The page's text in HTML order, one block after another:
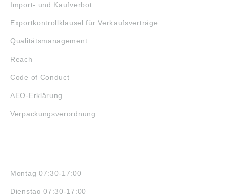
Import- und Kaufverbot
Exportkontrollklausel für Verkaufsverträge
Qualitätsmanagement
Reach
Code of Conduct
AEO-Erklärung
Verpackungsverordnung
Montag 07:30-17:00
Dienstag 07:30-17:00